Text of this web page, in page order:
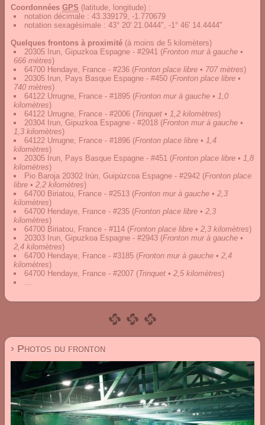
Coordonnées GPS (latitude, longitude) :
notation décimale : 43.339179, -1.770679
notation sexagésimale : 43° 20' 21.0444", -1° 46' 14.4444"
Quelques frontons à proximité (à moins de 5 kilomèters)
20305 Irun, Gipuzkoa Espagne - #2941 (Fronton mur à gauche •
666 mètres)
64700 Hendaye, France - #236 (Fronton place libre • 707 mètres)
20305 Irun, Pays Basque Espagne - #450 (Fronton place libre •
740 mètres)
64122 Urrugne, France - #1895 (Fronton mur à gauche • 1,0
kilomètres)
64122 Urrugne, France - #2006 (Trinquet • 1,2 kilomètres)
20304 Irun, Gipuzkoa Espagne - #2018 (Fronton mur à gauche •
1,3 kilomètres)
64122 Urrugne, France - #1896 (Fronton place libre • 1,4
kilomètres)
20305 Irun, Pays Basque Espagne - #451 (Fronton place libre • 1,8
kilomètres)
Pio Baroja 20302 Irún, Guipúzcoa Espagne - #2942 (Fronton place
libre • 2,2 kilomètres)
64700 Biriatou, France - #2513 (Fronton mur à gauche • 2,3
kilomètres)
64700 Hendaye, France - #235 (Fronton place libre • 2,3
kilomètres)
64700 Biriatou, France - #114 (Fronton place libre • 2,3 kilomètres)
20303 Irun, Gipuzkoa Espagne - #2943 (Fronton mur à gauche •
2,4 kilomètres)
64700 Hendaye, France - #3185 (Fronton mur à gauche • 2,4
kilomètres)
64700 Hendaye, France - #2007 (Trinquet • 2,5 kilomètres)
...
› Photos du fronton